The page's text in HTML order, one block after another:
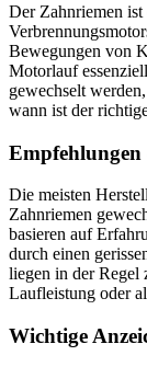
Der Zahnriemen
Bewegungen von
Motorlauf
gewechselt
wann ist der
Empfehlungen
Die meisten
Zahnriemen
basieren auf
durch einen
liegen in der Regel
Laufleistung oder
Wichtige